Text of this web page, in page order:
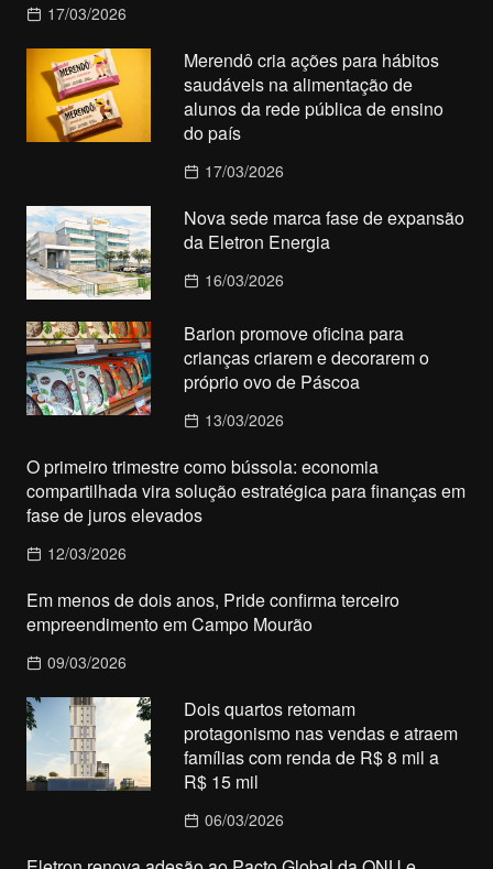
17/03/2026
Merendô cria ações para hábitos
saudáveis na alimentação de
alunos da rede pública de ensino
do país
17/03/2026
Nova sede marca fase de expansão
da Eletron Energia
16/03/2026
Barion promove oficina para
crianças criarem e decorarem o
próprio ovo de Páscoa
13/03/2026
O primeiro trimestre como bússola: economia
compartilhada vira solução estratégica para finanças em
fase de juros elevados
12/03/2026
Em menos de dois anos, Pride confirma terceiro
empreendimento em Campo Mourão
09/03/2026
Dois quartos retomam
protagonismo nas vendas e atraem
famílias com renda de R$ 8 mil a
R$ 15 mil
06/03/2026